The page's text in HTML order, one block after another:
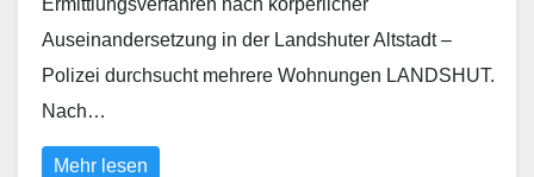
Ermittlungsverfahren nach körperlicher
Auseinandersetzung in der Landshuter Altstadt –
Polizei durchsucht mehrere Wohnungen LANDSHUT.
Nach…
Mehr lesen